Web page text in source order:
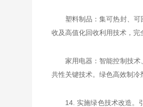
塑料制品：集可热封、
收及高值化回收利用技术，
家用电器：智能控制技
共性关键技术。绿色高效制
14. 实施绿色技术改造。